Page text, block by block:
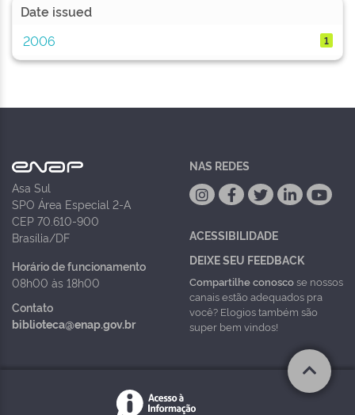
Date issued
2006
1
Asa Sul
SPO Área Especial 2-A
CEP 70.610-900
Brasília/DF
Horário de funcionamento
08h00 às 18h00
Contato
biblioteca@enap.gov.br
NAS REDES
ACESSIBILIDADE
DEIXE SEU FEEDBACK
Compartilhe conoscose nossos
canais estão adequados pra
você? Elogios também são
super bem vindos!